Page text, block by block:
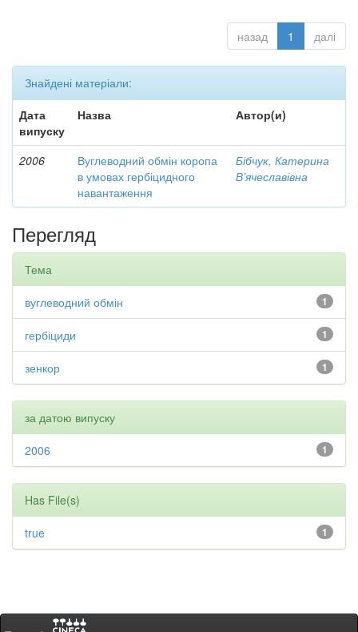
назад 1 далі
Знайдені матеріали:
Дата
випуску
Назва Автор(и)
2006
Вуглеводний обмін коропа
в умовах гербіцидного
навантаження
Бібчук, Катерина
В’ячеславівна
Перегляд
Тема
1
вуглеводний обмін
1
гербіциди
1
зенкор
за датою випуску
1
2006
Has File(s)
1
true